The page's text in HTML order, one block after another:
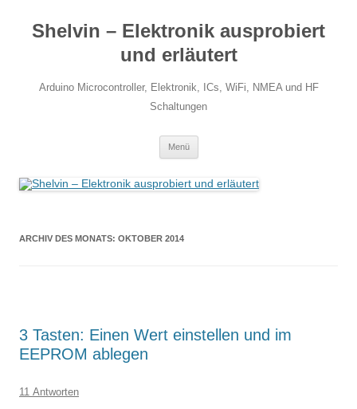
springen
Shelvin – Elektronik ausprobiert
und erläutert
Arduino Microcontroller, Elektronik, ICs, WiFi, NMEA und HF
Schaltungen
Menü
ARCHIV DES MONATS: OKTOBER 2014
3 Tasten: Einen Wert einstellen und im
EEPROM ablegen
11 Antworten